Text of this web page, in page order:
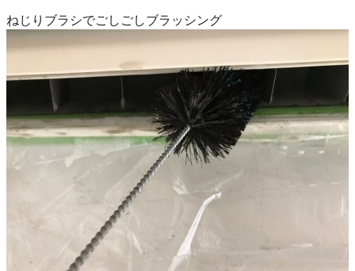
ねじりブラシでごしごしブラッシング